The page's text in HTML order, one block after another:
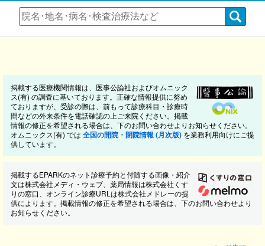
掲載する医療機関情報は、医事公論社およびオムニック
ス(有) の調査に基いております。正確な情報提供に努め
ておりますが、受診の際は、前もって診療科目・診療時
間などの外来条件を電話確認の上ご来院ください。掲載
情報の修正を希望される場合は、下のお問い合わせよりお知らせください。
オムニックス(有) では 全国の開院・閉院情報 (月次版) を業務利用向けにご提
供しています。
掲載するEPARKのネット診療予約と付随する画像・紹介
文は株式会社メディ・ウェブ、薬局情報は株式会社くす
りの窓口、オンライン診療URLは株式会社メドレーの提
供によります。掲載情報の修正を希望される場合は、下のお問い合わせより
お知らせください。